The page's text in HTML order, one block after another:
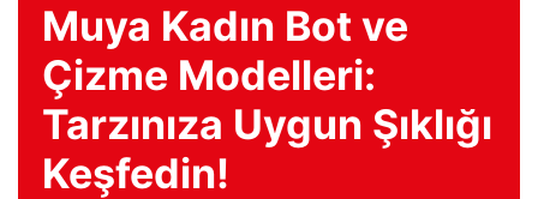
Muya Kadın Bot ve
Çizme Modelleri:
Tarzınıza Uygun Şıklığı
Keşfedin!